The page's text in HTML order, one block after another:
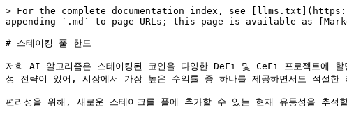
> For the complete documentation index, see
appending `.md` to page URLs; this page is available as
# 스테이킹 풀 한도
저희 AI 알고리즘은 스테이킹된 코인을 다양한 DeFi 및 CeFi 프로젝트에
성 전략이 있어, 시장에서 가장 높은 수익률 중 하나를 제공하면서도 적절
편리성을 위해, 새로운 스테이크를 풀에 추가할 수 있는 현재 유동성을 추적